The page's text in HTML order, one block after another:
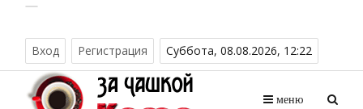
Вход Регистрация Суббота, 08.08.2026, 12:22
меню